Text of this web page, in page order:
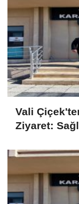
Vali
Ziyaret: